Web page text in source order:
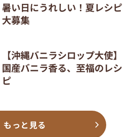
暑い日にうれしい！夏レシピ
大募集
【沖縄バニラシロップ大使】
国産バニラ香る、至福のレシ
ピ
もっと見る